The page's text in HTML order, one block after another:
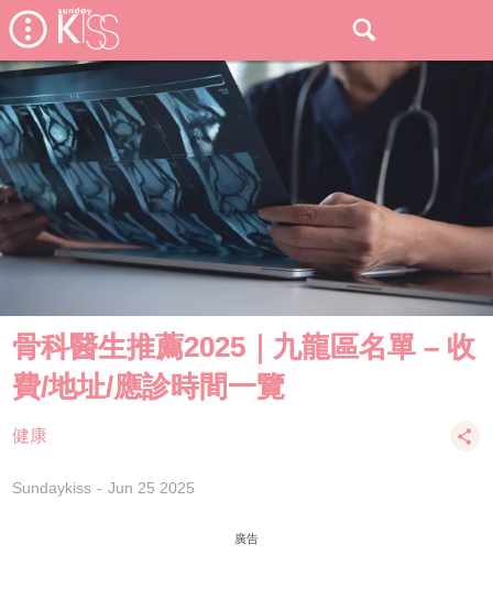
骨科醫生推薦2025｜九龍區名單 – 收
費/地址/應診時間一覽
健康
Sundaykiss Jun 25 2025
廣告